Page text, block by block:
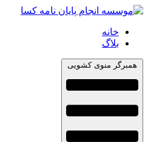
خانه
بلاگ
همبرگر منوی کشویی